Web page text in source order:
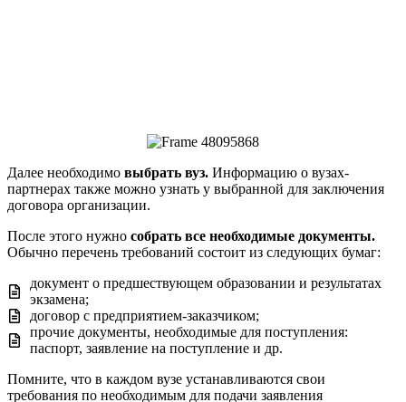
Далее необходимо выбрать вуз. Информацию о вузах-
партнерах также можно узнать у выбранной для заключения
договора организации.
После этого нужно собрать все необходимые документы.
Обычно перечень требований состоит из следующих бумаг:
документ о предшествующем образовании и результатах
экзамена;
договор с предприятием-заказчиком;
прочие документы, необходимые для поступления:
паспорт, заявление на поступление и др.
Помните, что в каждом вузе устанавливаются свои
требования по необходимым для подачи заявления